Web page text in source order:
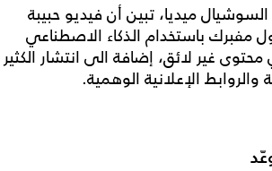
ميديا، تبين أن فيديو حبيبة
مفبرك باستخدام الذكاء الاصطناعي
غير لائق، إضافة الى انتشار الكثير
الإعلانية الوهمية.